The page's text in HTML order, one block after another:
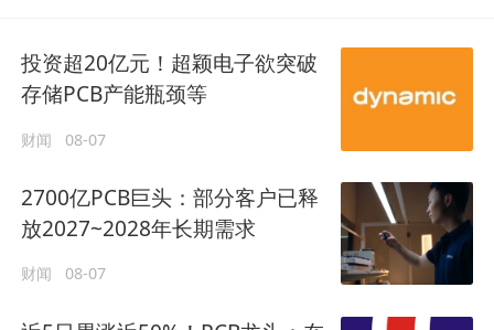
投资超20亿元！超颖电子欲突破
存储PCB产能瓶颈等
财闻 08-07
2700亿PCB巨头：部分客户已释
放2027~2028年长期需求
财闻 08-07